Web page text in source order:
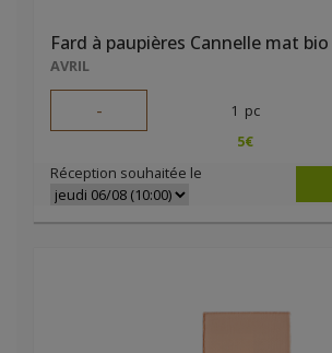
Fard à paupières Cannelle mat bio
AVRIL
- 1 pc
5€
Réception souhaitée le